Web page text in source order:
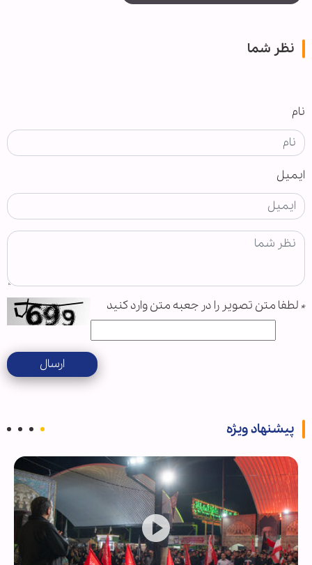
نظر شما
نام
ایمیل
* لطفا متن تصویر را در جعبه متن وارد کنید
ارسال
پیشنهاد ویژه